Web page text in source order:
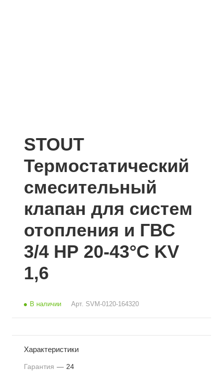
STOUT
Термостатический
смесительный
клапан для систем
отопления и ГВС
3/4 НР 20-43°С KV
1,6
В наличии Арт. SVM-0120-164320
Характеристики
Гарантия — 24